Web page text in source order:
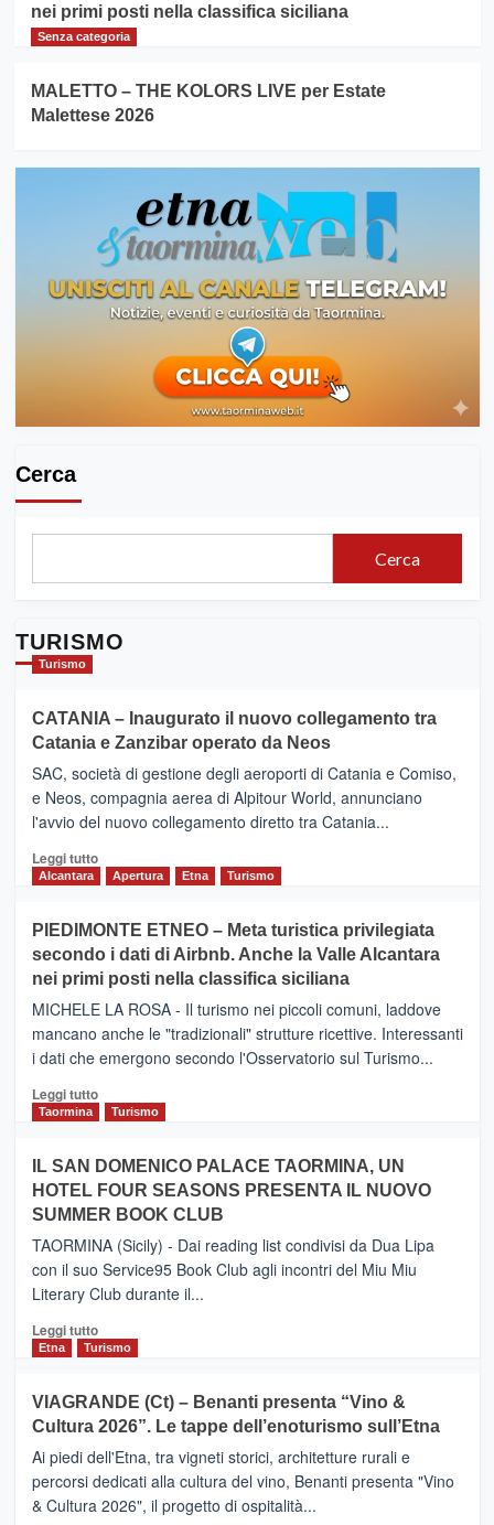
nei primi posti nella classifica siciliana
Senza categoria
MALETTO – THE KOLORS LIVE per Estate
Malettese 2026
Cerca
Cerca
TURISMO
Turismo
CATANIA – Inaugurato il nuovo collegamento tra
Catania e Zanzibar operato da Neos
SAC, società di gestione degli aeroporti di Catania e Comiso,
e Neos, compagnia aerea di Alpitour World, annunciano
l'avvio del nuovo collegamento diretto tra Catania...
Leggi tuttoLeggi
CATANIA
–
Inaugurato
il
nuovo
collegamento
tra
e
Zanzibar
da
Neos
Alcantara Apertura Etna Turismo
PIEDIMONTE ETNEO – Meta turistica privilegiata
secondo i dati di Airbnb. Anche la Valle Alcantara
nei primi posti nella classifica siciliana
MICHELE LA ROSA - Il turismo nei piccoli comuni, laddove
mancano anche le "tradizionali" strutture ricettive. Interessanti
i dati che emergono secondo l'Osservatorio sul Turismo...
Leggi tuttoLeggi
PIEDIMONTE
ETNEO
–
Meta
turistica
privilegiata
secondo
dati
di
Anche
la
Alcantara
nei
primi
Taormina Turismo
IL SAN DOMENICO PALACE TAORMINA, UN
HOTEL FOUR SEASONS PRESENTA IL NUOVO
SUMMER BOOK CLUB
TAORMINA (Sicily) - Dai reading list condivisi da Dua Lipa
con il suo Service95 Book Club agli incontri del Miu Miu
Literary Club durante il...
Leggi tuttoLeggi
di
IL
SAN
DOMENICO
PALACE
TAORMINA,
UN
Etna Turismo
VIAGRANDE (Ct) – Benanti presenta “Vino &
Cultura 2026”. Le tappe dell’enoturismo sull’Etna
Ai piedi dell'Etna, tra vigneti storici, architetture rurali e
percorsi dedicati alla cultura del vino, Benanti presenta "Vino
& Cultura 2026", il progetto di ospitalità...